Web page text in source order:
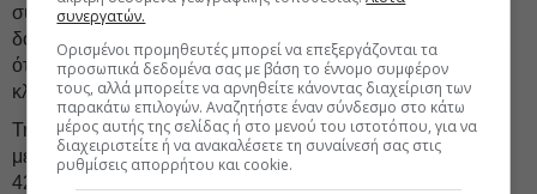
συγκριτικά με ό,τι ισχύει σε άλλες αγορές, είναι λάθος
δομημένο και εξίσου βασικό, τα 50 εκατ. ευρώ δεν φτάνουν,
όταν μιλάμε για σκευάσματα που έχουν αποδεδειγμένο
κλινικό όφελος για τον ασθενή.
Τη στιγμή που τοΙΦΕΤ, που αποτελεί σήμερα τη δεύτερη
μεγαλύτερη φαρμακοβιομηχανία της χώρας με πωλήσεις
420 εκατ. ευρώ (2025) και πάει για πάνω από 500 εκατ.
συνεργατών.
Ορισμένοι προμηθευτές μπορεί να επεξεργάζονται τα
προσωπικά δεδομένα σας με βάση το έννομο συμφέρον
τους, αλλά μπορείτε να αρνηθείτε κάνοντας διαχείριση των
παρακάτω επιλογών. Αναζητήστε έναν σύνδεσμο στο κάτω
μέρος αυτής της σελίδας ή στο μενού του ιστοτόπου, για να
διαχειριστείτε ή να ανακαλέσετε τη συναίνεσή σας στις
ρυθμίσεις απορρήτου και cookie.